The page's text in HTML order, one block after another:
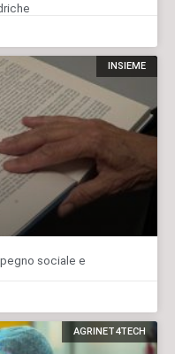
INSIEME
sociale e
AGRINET4TECH